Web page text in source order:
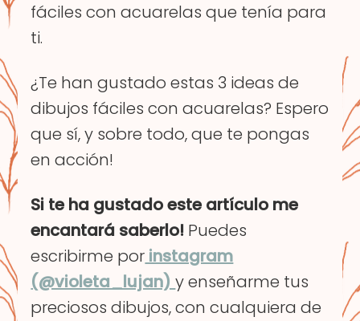
fáciles con acuarelas que tenía para
ti.
¿Te han gustado estas 3 ideas de
dibujos fáciles con acuarelas? Espero
que sí, y sobre todo, que te pongas
en acción!
Si te ha gustado este artículo me
encantará saberlo! Puedes
escribirme por instagram
(@violeta_lujan)y enseñarme tus
preciosos dibujos, con cualquiera de